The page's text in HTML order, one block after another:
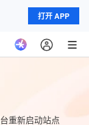
打开 APP
重新启动站点